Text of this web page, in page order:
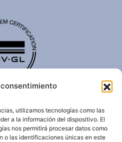
utilizamos tecnologías como las
a la información del dispositivo. El
nos permitirá procesar datos como
o las identificaciones únicas en este
que una organización
de calidad, seguridad,
y/o gestión.